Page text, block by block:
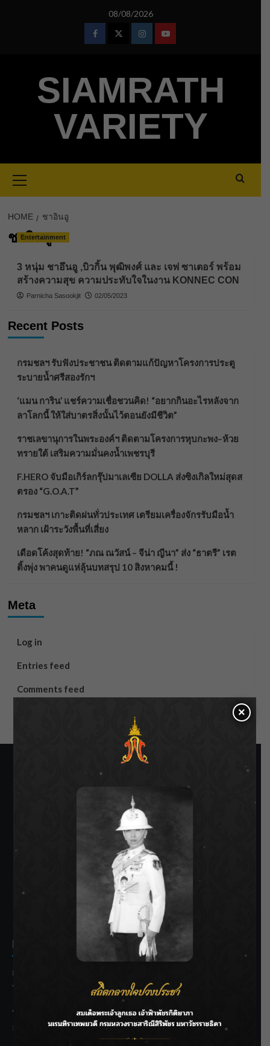
08/08/2026
FacebookTwitterInstagramYoutube
SIAMRATH
VARIETY
Menu
HOME ชาอินอู
ชาอินอู
Entertainment
3 หนุ่ม ชาอึนอู ,บิวกิ้น พุฒิพงศ์ และ เจฟ ซาเตอร์ พร้อม
สร้างความสุข ความประทับใจในงาน KONNEC CON
Parnicha Sasookjit 02/05/2023
Recent Posts
กรมชลฯ รับฟังประชาชน ติดตามแก้ปัญหาโครงการประตู
ระบายน้ำศรีสองรักฯ
‘แมน การิน’ แชร์ความเชื่อชวนคิด! “อยากกินอะไรหลังจาก
ลาโลกนี้ ให้ใส่บาตรสิ่งนั้นไว้ตอนยังมีชีวิต”
ราชเลขานุการในพระองค์ฯ ติดตามโครงการหุบกะพง–ห้วย
ทรายใต้ เสริมความมั่นคงน้ำเพชรบุรี
F.HERO จับมือเกิร์ลกรุ๊ปมาเลเซีย DOLLA ส่งซิงเกิลใหม่สุดส
ตรอง “G.O.A.T”
กรมชลฯ เกาะติดฝนทั่วประเทศ เตรียมเครื่องจักรรับมือน้ำ
หลาก เฝ้าระวังพื้นที่เสี่ยง
เดือดโค้งสุดท้าย! “ภณ ณวัสน์ – จีน่า ญีนา” ส่ง “ธาตรี” เรต
ติ้งพุ่ง พาคนดูแห่ลุ้นบทสรุป 10 สิงหาคมนี้ !
Meta
Log in
Entries feed
Comments feed
SIAMRATH VARIETY
THE BEST ENTERTAINMENT
Recent Posts
กรมชลฯ รับฟังประชาชน ติดตามแก้ปัญหาโครงการประตู
ระบายน้ำศรีสองรักฯ
‘แมน การิน’ แชร์ความเชื่อชวนคิด! “อยากกินอะไรหลังจาก
ลาโลกนี้ ให้ใส่บาตรสิ่งนั้นไว้ตอนยังมีชีวิต”
×